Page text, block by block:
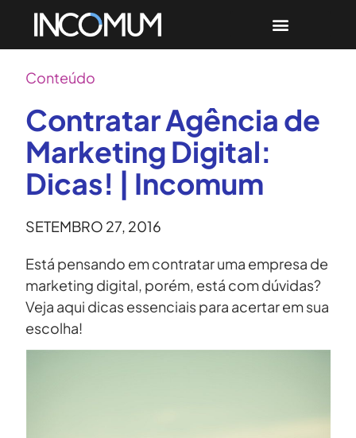
Conteúdo
Contratar Agência de
Marketing Digital:
Dicas! | Incomum
SETEMBRO 27, 2016
Está pensando em contratar uma empresa de
marketing digital, porém, está com dúvidas?
Veja aqui dicas essenciais para acertar em sua
escolha!